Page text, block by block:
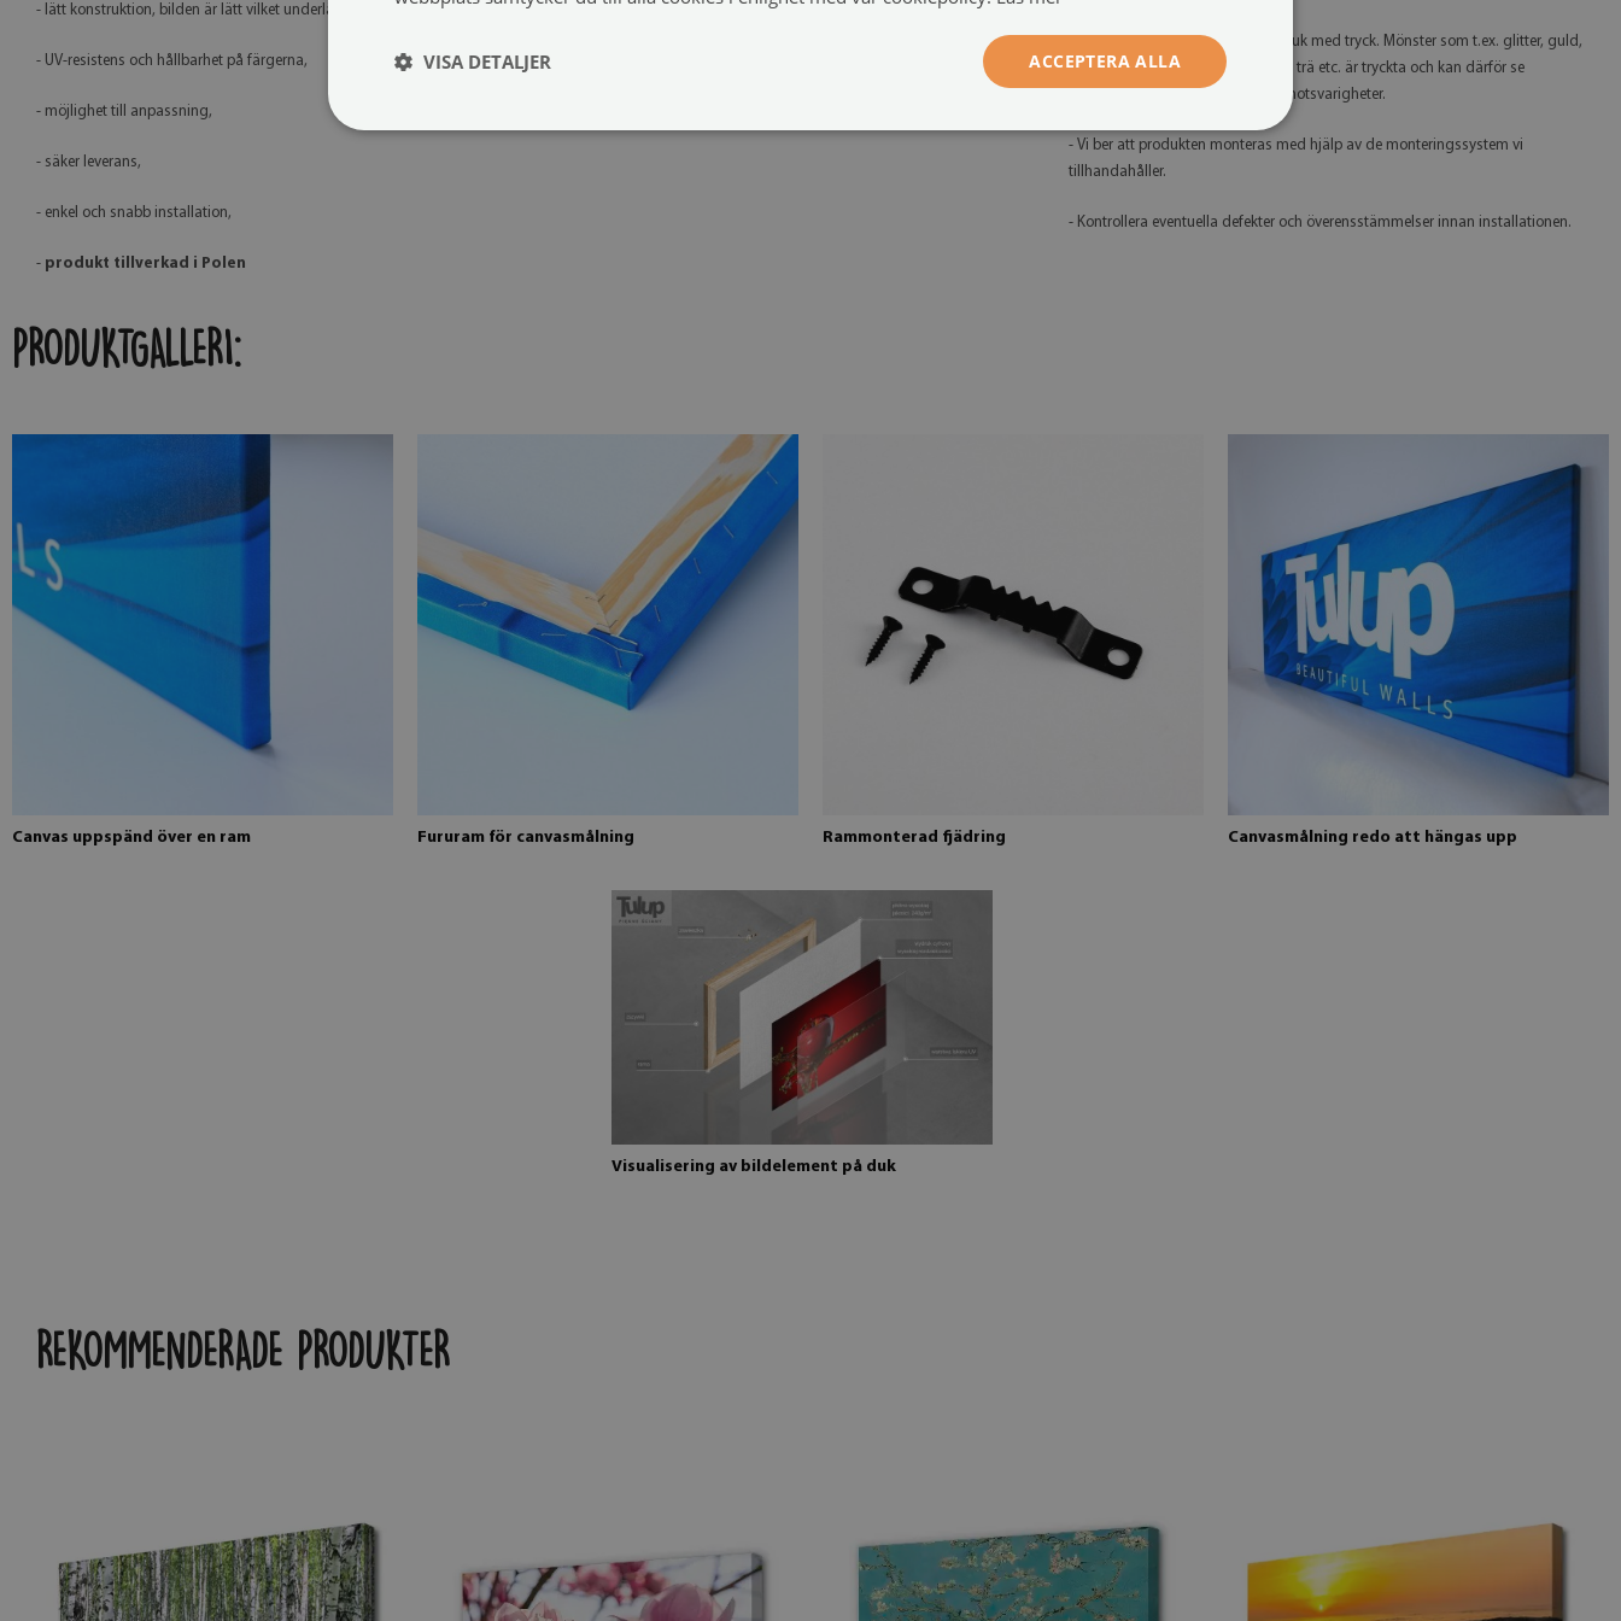
- lätt konstruktion, bilden är lätt vilket underlättar upphängning och transport,
- UV-resistens och hållbarhet på färgerna,
- möjlighet till anpassning,
- säker leverans,
- enkel och snabb installation,
- produkt tillverkad i Polen
2 eller 4 upphängningssystem
- Tänk på att du köper en bild på duk med tryck. Mönster som t.ex. glitter, guld,
silver, betong, marmor, rostig plåt, trä etc. är tryckta och kan därför se
annorlunda ut än deras verkliga motsvarigheter.
- Vi ber att produkten monteras med hjälp av de monteringssystem vi
tillhandahåller.
- Kontrollera eventuella defekter och överensstämmelser innan installationen.
PRODUKTGALLERI:
Canvas uppspänd över en ram Fururam för canvasmålning Rammonterad fjädring Canvasmålning redo att hängas upp
Visualisering av bildelement på duk
REKOMMENDERADE PRODUKTER
ACCEPTERA ALLA
VISA DETALJER